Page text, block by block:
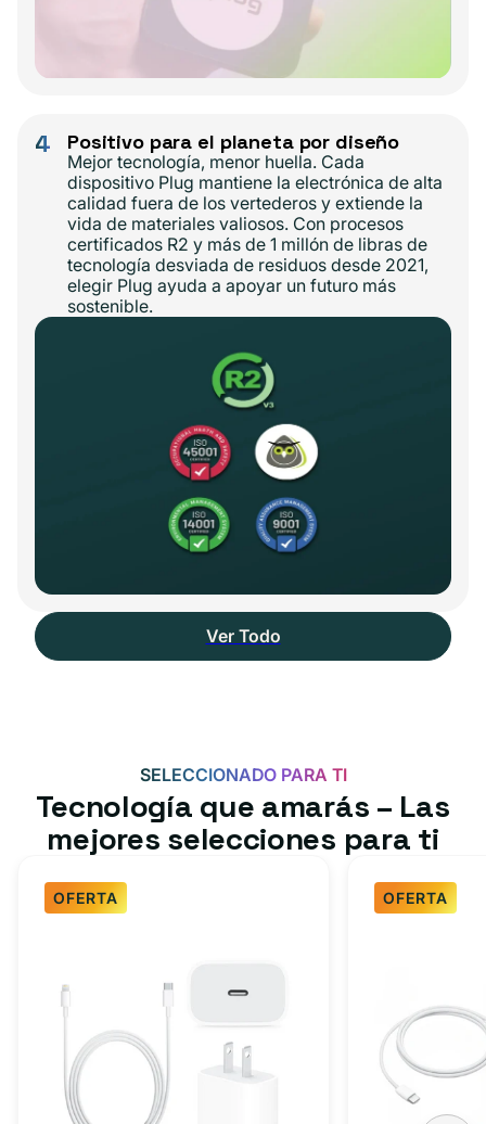
4 Positivo para el planeta por diseño
Mejor tecnología, menor huella. Cada
dispositivo Plug mantiene la electrónica de alta
calidad fuera de los vertederos y extiende la
vida de materiales valiosos. Con procesos
certificados R2 y más de 1 millón de libras de
tecnología desviada de residuos desde 2021,
elegir Plug ayuda a apoyar un futuro más
sostenible.
Ver Todo
SELECCIONADO PARA TI
Tecnología que amarás – Las
mejores selecciones para ti
OFERTA
para
iPhone,
iPad:
OFERTA
rápido
USB-